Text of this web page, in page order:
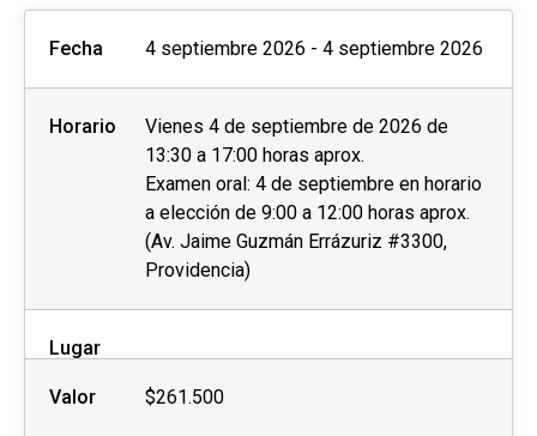
Fecha 4 septiembre 2026 - 4 septiembre 2026
Horario
Vienes 4 de septiembre de 2026 de
13:30 a 17:00 horas aprox.
Examen oral: 4 de septiembre en horario
a elección de 9:00 a 12:00 horas aprox.
(Av. Jaime Guzmán Errázuriz #3300,
Providencia)
Lugar
Valor $261.500